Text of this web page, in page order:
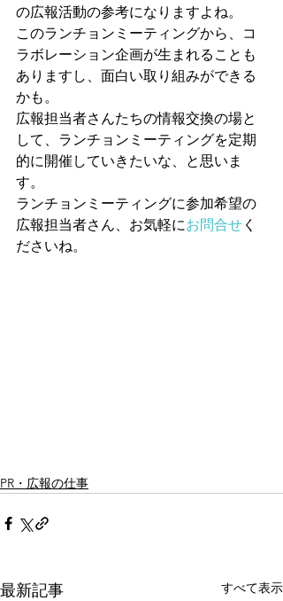
の広報活動の参考になりますよね。
このランチョンミーティングから、コ
ラボレーション企画が生まれることも
ありますし、面白い取り組みができる
かも。
広報担当者さんたちの情報交換の場と
して、ランチョンミーティングを定期
的に開催していきたいな、と思いま
す。
ランチョンミーティングに参加希望の
広報担当者さん、お気軽にお問合せ く
ださいね。
PR・広報の仕事
最新記事 すべて表示